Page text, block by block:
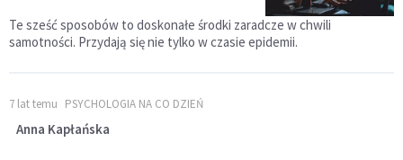
Te sześć sposobów to doskonałe środki zaradcze w chwili
samotności. Przydają się nie tylko w czasie epidemii.
7 lat temu PSYCHOLOGIA NA CO DZIEŃ
Anna Kapłańska